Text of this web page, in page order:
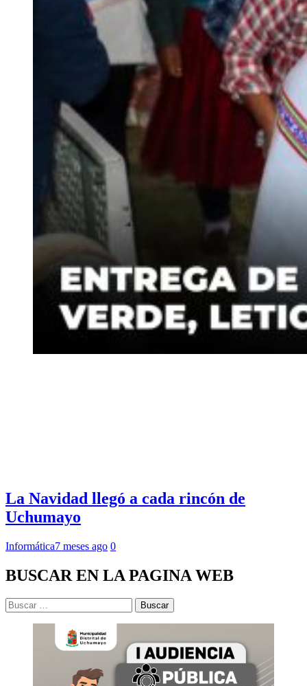
La Navidad llegó a cada rincón de
Uchumayo
Informática7 meses ago 0
BUSCAR EN LA PAGINA WEB
Buscar: